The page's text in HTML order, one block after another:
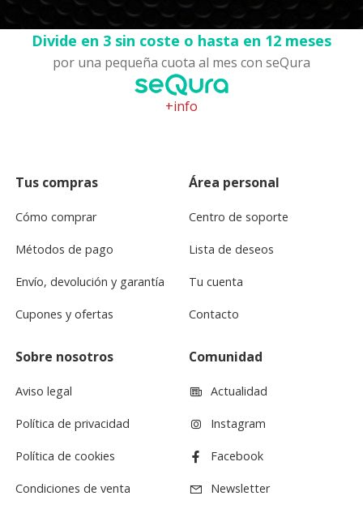
Divide en 3 sin coste o hasta en 12 meses
por una pequeña cuota al mes con seQura
+info
Tus compras
Cómo comprar
Métodos de pago
Envío, devolución y garantía
Cupones y ofertas
Área personal
Centro de soporte
Lista de deseos
Tu cuenta
Contacto
Sobre nosotros
Aviso legal
Política de privacidad
Política de cookies
Condiciones de venta
Comunidad
Actualidad
Instagram
Facebook
Newsletter